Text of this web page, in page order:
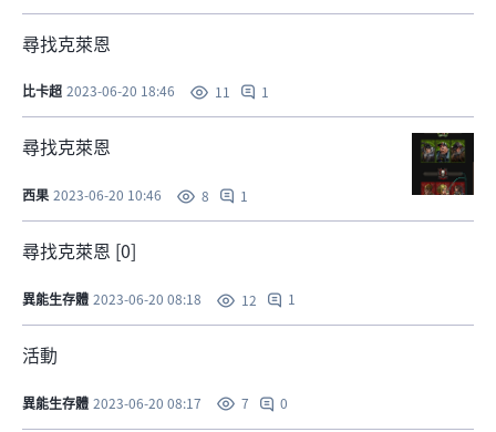
尋找克萊恩
比卡超 2023-06-20 18:46 11 1
尋找克萊恩
西果 2023-06-20 10:46 8 1
尋找克萊恩 [0]
異能生存體 2023-06-20 08:18 12 1
活動
異能生存體 2023-06-20 08:17 7 0